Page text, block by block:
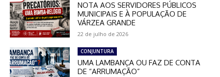
NOTA AOS SERVIDORES PÚBLICOS
MUNICIPAIS E À POPULAÇÃO DE
VÁRZEA GRANDE
22 de julho de 2026
CONJUNTURA
UMA LAMBANÇA OU FAZ DE CONTA
DE “ARRUMAÇÃO”